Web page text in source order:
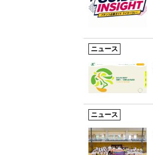
ニュース
ニュース